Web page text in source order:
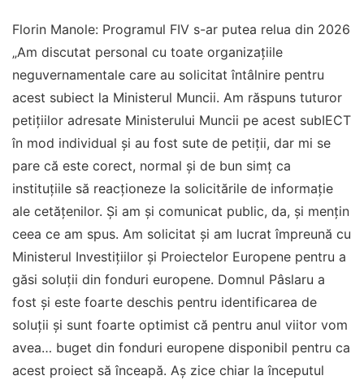
Florin Manole: Programul FIV s-ar putea relua din 2026
„Am discutat personal cu toate organizațiile
neguvernamentale care au solicitat întâlnire pentru
acest subiect la Ministerul Muncii. Am răspuns tuturor
petițiilor adresate Ministerului Muncii pe acest subIECT
în mod individual și au fost sute de petiții, dar mi se
pare că este corect, normal și de bun simț ca
instituțiile să reacționeze la solicitările de informație
ale cetățenilor. Și am și comunicat public, da, și mențin
ceea ce am spus. Am solicitat și am lucrat împreună cu
Ministerul Investițiilor și Proiectelor Europene pentru a
găsi soluții din fonduri europene. Domnul Pâslaru a
fost și este foarte deschis pentru identificarea de
soluții și sunt foarte optimist că pentru anul viitor vom
avea… buget din fonduri europene disponibil pentru ca
acest proiect să înceapă. Aș zice chiar la începutul